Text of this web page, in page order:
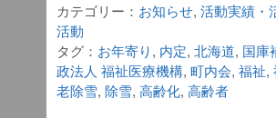
カテゴリー： お知らせ, 活動実績・
活動
タグ： お年寄り, 内定, 北海道, 国庫
政法人 福祉医療機構, 町内会, 福祉,
老除雪, 除雪, 高齢化, 高齢者